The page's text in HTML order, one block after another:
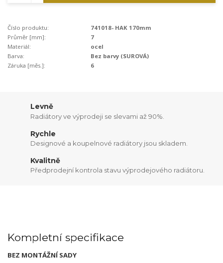
Číslo produktu:
741018- HAK 170mm
Průměr [mm]:
7
Materiál:
ocel
Barva:
Bez barvy (SUROVÁ)
Záruka [měs.]:
6
Levně
Radiátory ve výprodeji se slevami až 90%.
Rychle
Designové a koupelnové radiátory jsou skladem.
Kvalitně
Předprodejní kontrola stavu výprodejového radiátoru.
Kompletní specifikace
BEZ MONTÁŽNÍ SADY